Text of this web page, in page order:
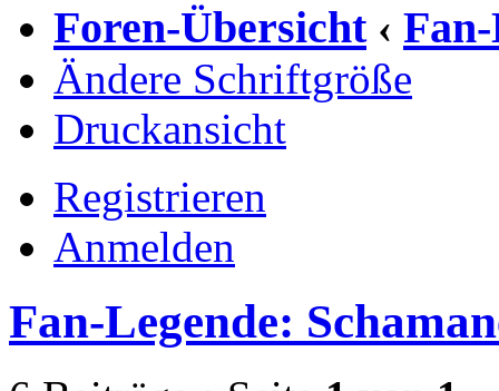
Foren-Übersicht ‹
Ändere Schriftgröße
Druckansicht
Registrieren
Anmelden
Fan-Legende: